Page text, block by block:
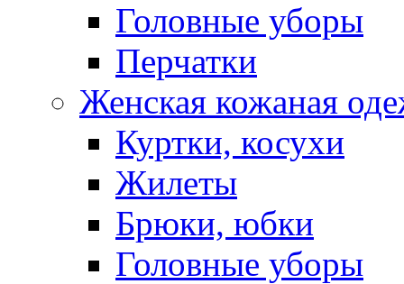
Головные уборы
Перчатки
Женская кожаная
Куртки, косухи
Жилеты
Брюки, юбки
Головные уборы